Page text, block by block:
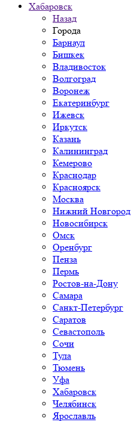
Хабаровск
Назад
Города
Барнаул
Бишкек
Владивосток
Волгоград
Воронеж
Екатеринбург
Ижевск
Иркутск
Казань
Калининград
Кемерово
Краснодар
Красноярск
Москва
Нижний Новгород
Новосибирск
Омск
Оренбург
Пенза
Пермь
Ростов-на-Дону
Самара
Санкт-Петербург
Саратов
Севастополь
Сочи
Тула
Тюмень
Уфа
Хабаровск
Челябинск
Ярославль